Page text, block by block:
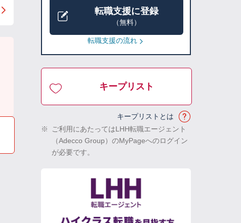
転職支援に登録
（無料）
転職支援の流れ
キープリスト
キープリストとは
※
ご利用にあたってはLHH転職エージェント
（Adecco Group）のMyPageへのログイン
が必要です。